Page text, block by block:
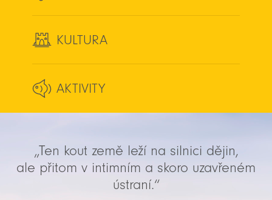
KULTURA
AKTIVITY
„Ten kout země leží na silnici dějin,
ale přitom v intimním a skoro uzavřeném
ústraní.“